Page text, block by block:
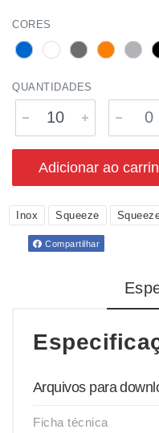
CORES
QUANTIDADES
Adicionar ao
Inox Squeeze
Compartilhar
Arquivos para
Ficha técnica